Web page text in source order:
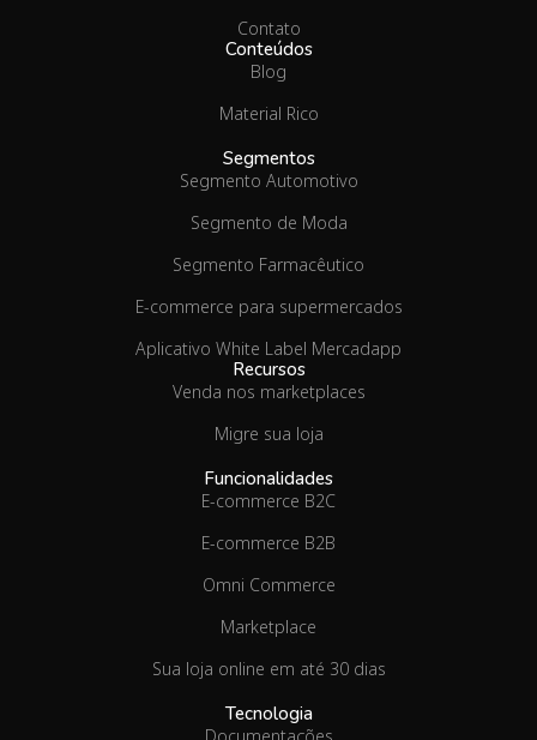
Contato
Conteúdos
Blog
Material Rico
Segmentos
Segmento Automotivo
Segmento de Moda
Segmento Farmacêutico
E-commerce para supermercados
Aplicativo White Label Mercadapp
Recursos
Venda nos marketplaces
Migre sua loja
Funcionalidades
E-commerce B2C
E-commerce B2B
Omni Commerce
Marketplace
Sua loja online em até 30 dias
Tecnologia